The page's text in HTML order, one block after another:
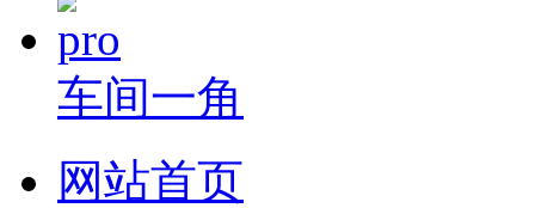
车间一角
网站首页